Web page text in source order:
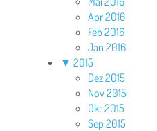
Apr 2016
Feb 2016
Jan 2016
▼ 2015
Dez 2015
Nov 2015
Okt 2015
Sep 2015